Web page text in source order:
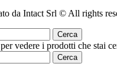
da Intact Srl © All rights
Cerca
vedere i prodotti che stai
Cerca